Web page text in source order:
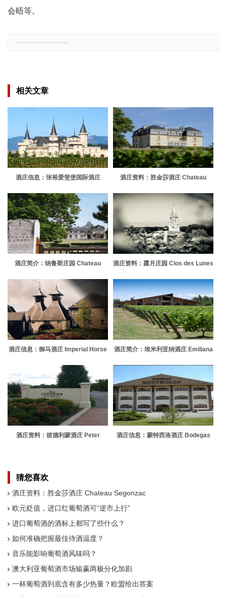
会晤等。
相关文章
酒庄信息：张裕爱斐堡国际酒庄
酒庄资料：胜金莎酒庄 Chateau
酒庄简介：纳鲁斯庄园 Chateau
酒庄资料：露月庄园 Clos des Lunes
酒庄信息：御马酒庄 Imperial Horse 酒庄简介：埃米利亚纳酒庄 Emiliana
酒庄资料：彼德利蒙酒庄 Peter
酒庄信息：蒙特西洛酒庄 Bodegas
猜您喜欢
酒庄资料：胜金莎酒庄 Chateau Segonzac
欧元贬值，进口红葡萄酒可“逆市上行”
进口葡萄酒的酒标上都写了些什么？
如何准确把握最佳侍酒温度？
音乐能影响葡萄酒风味吗？
澳大利亚葡萄酒市场输赢两极分化加剧
一杯葡萄酒到底含有多少热量？欧盟给出答案